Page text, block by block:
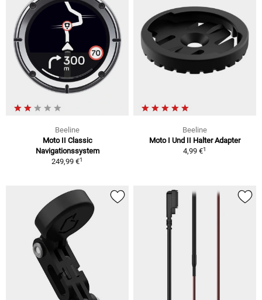
Beeline
Moto II Classic
Navigationssystem
249,99 €1
Beeline
Moto I Und II Halter Adapter
4,99 €1